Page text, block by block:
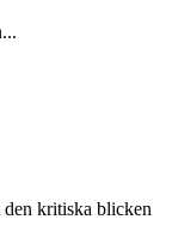
kritiska blicken